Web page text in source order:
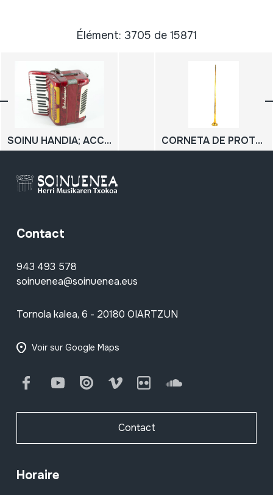
Élément: 3705 de 15871
SOINU HANDIA; ACCORDEON; PIANOZKO AKORDEOIA CORNETA DE PROTOCOLO
Contact
943 493 578
soinuenea@soinuenea.eus
Tornola kalea, 6 - 20180 OIARTZUN
Voir sur Google Maps
FacebookYoutube Issuu Vimeo Flickr SoundCloud
Contact
Horaire